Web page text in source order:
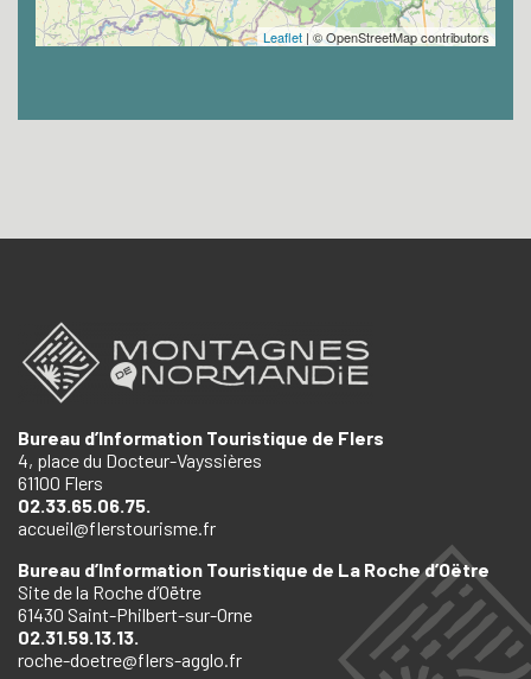
Leaflet | © OpenStreetMap contributors
Bureau d’Information Touristique de Flers
4, place du Docteur-Vayssières
61100 Flers
02.33.65.06.75.
accueil@flerstourisme.fr
Bureau d’Information Touristique de La Roche d’Oëtre
Site de la Roche d’Oëtre
61430 Saint-Philbert-sur-Orne
02.31.59.13.13.
roche-doetre@flers-agglo.fr